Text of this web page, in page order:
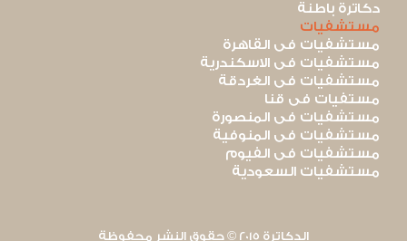
دكاترة باطنة
مستشفيات
مستشفيات فى القاهرة
مستشفيات فى الاسكندرية
مستشفيات فى الغردقة
مستفيات فى قنا
مستشفيات فى المنصورة
مستشفيات فى المنوفية
مستشفيات فى الفيوم
مستشفيات السعودية
الدكاترة 2015 © حقوق النشر محفوظة